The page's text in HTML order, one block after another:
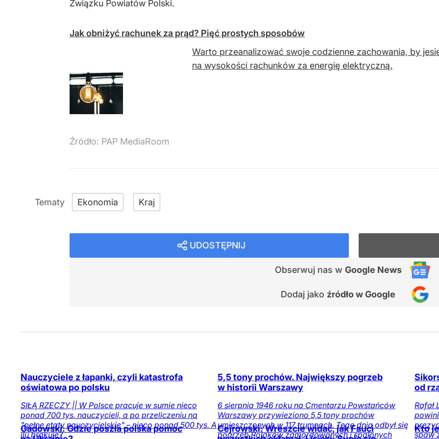
Związku Powiatów Polski.
Jak obniżyć rachunek za prąd? Pięć prostych sposobów
Warto przeanalizować swoje codzienne zachowania, by
na wysokości rachunków za energię elektryczną.
Źródło: PAP MediaRoom
Ekonomia Kraj
UDOSTĘPNIJ
Obserwuj nas w Google News
Dodaj jako źródło w Google
Nauczyciele z łapanki, czyli katastrofa
oświatowa po polsku
SIŁĄ RZECZY || W Polsce pracuje w sumie nieco
ponad 700 tys. nauczycieli, a po przeliczeniu na
"pełne etaty nauczycielskie" – nieco ponad 500 tys. A
ilu brakuje?
5,5 tony prochów. Największy pogrzeb
w historii Warszawy
6 sierpnia 1946 roku na Cmentarzu Powstańców
Warszawy przywieziono 5,5 tony prochów
umieszczonych w 117 trumnach. Tego dnia odbył się
pogrzeb Polaków zamordowanych i spalonych
od
Rafał
spaw
Gadowski: Gdzie poszła polska pomoc
Cejrowski: Wreszcie widać, jak Fauci
Kto